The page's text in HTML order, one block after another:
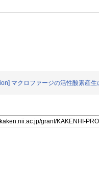
マクロファージの活性酸素産